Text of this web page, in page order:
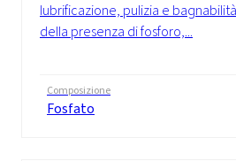
lubrificazione, pulizia e
della presenza di fosforo,...
Composizione
Fosfato